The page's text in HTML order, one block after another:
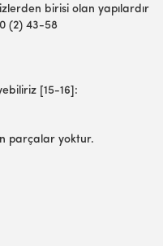
birisi olan yapılardır
(2) 43-58
[15-16]:
parçalar yoktur.